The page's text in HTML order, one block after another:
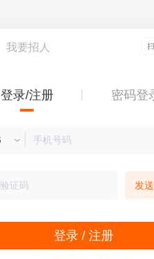
我要招人
登录/注册 密码登
发
登录 / 注册